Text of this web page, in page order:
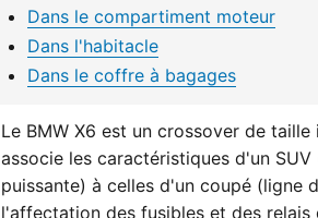
Dans le compartiment moteur
Dans l'habitacle
Dans le coffre à bagages
Le BMW X6 est un crossover de
associe les caractéristiques d'un
puissante) à celles d'un coupé (ligne
l'affectation des fusibles et des relais